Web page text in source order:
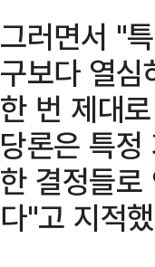
그러면서 "
구보다 열심
한 번 제대
당론은 특
한 결정들
다"고 지적